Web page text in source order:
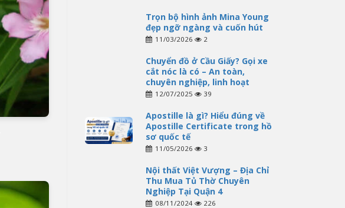
Trọn bộ hình ảnh Mina Young
đẹp ngỡ ngàng và cuốn hút
11/03/2026 2
Chuyển đồ ở Cầu Giấy? Gọi xe
cắt nóc là có – An toàn,
chuyên nghiệp, linh hoạt
12/07/2025 39
Apostille là gì? Hiểu đúng về
Apostille Certificate trong hồ
sơ quốc tế
11/05/2026 3
Nội thất Việt Vượng – Địa Chỉ
Thu Mua Tủ Thờ Chuyên
Nghiệp Tại Quận 4
08/11/2024 226